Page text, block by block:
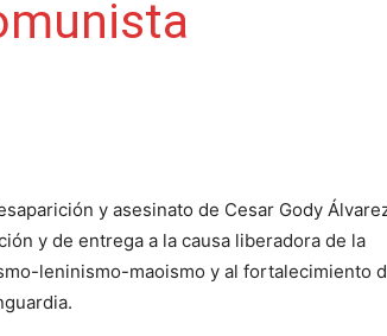
–
y asesinato de Cesar Gody
y de entrega a la causa liberadora de la
leninismo-maoismo y al fortalecimiento